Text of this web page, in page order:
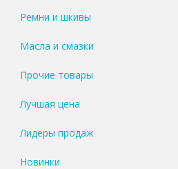
Ремни и шкивы
Масла и смазки
Прочие товары
Лучшая цена
Лидеры продаж
Новинки